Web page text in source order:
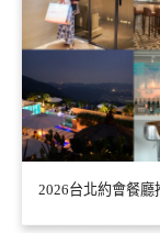
2026台北約會餐廳